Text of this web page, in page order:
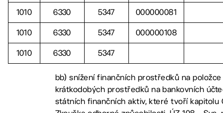
1010 6330 5347 000000081
1010 6330 5347 000000108
1010 6330 5347
bb) snížení finančních prostředků na
krátkodobých prostředků na bankovních
státních finančních aktiv, které tvoří kapitolu